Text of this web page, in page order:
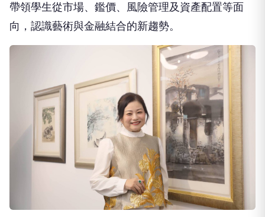
帶領學生從市場、鑑價、風險管理及資產配置等面
向，認識藝術與金融結合的新趨勢。